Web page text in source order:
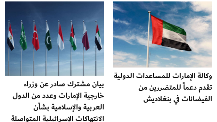
وكالة الإمارات للمساعدات الدولية
تقدم دعماً للمتضررين من
الفيضانات في بنغلاديش
بيان مشترك صادر عن وزراء
خارجية الإمارات وعدد من الدول
العربية والإسلامية بشأن
الانتهاكات الإسرائيلية المتواصلة